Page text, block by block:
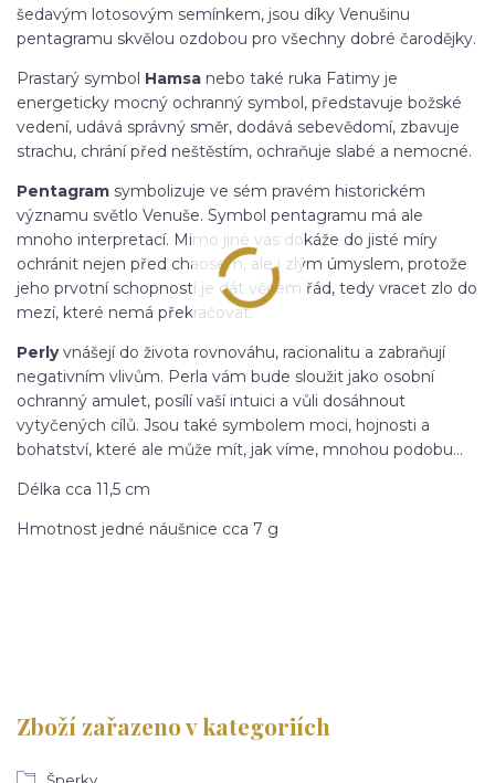
šedavým lotosovým semínkem, jsou díky Venušinu
pentagramu skvělou ozdobou pro všechny dobré čarodějky.
Prastarý symbol Hamsa nebo také ruka Fatimy je
energeticky mocný ochranný symbol, představuje božské
vedení, udává správný směr, dodává sebevědomí, zbavuje
strachu, chrání před neštěstím, ochraňuje slabé a nemocné.
Pentagram symbolizuje ve sém pravém historickém
významu světlo Venuše. Symbol pentagramu má ale
mnoho interpretací. Mimo jiné vás dokáže do jisté míry
ochránit nejen před chaosem, ale i zlým úmyslem, protože
jeho prvotní schopností je dát věcem řád, tedy vracet zlo do
mezí, které nemá překračovat.
Perlyvnášejí do života rovnováhu, racionalitu a zabraňují
negativním vlivům. Perla vám bude sloužit jako osobní
ochranný amulet, posílí vaší intuici a vůli dosáhnout
vytyčených cílů. Jsou také symbolem moci, hojnosti a
bohatství, které ale může mít, jak víme, mnohou podobu...
Délka cca 11,5 cm
Hmotnost jedné náušnice cca 7 g
Zboží zařazeno v kategoriích
Šperky